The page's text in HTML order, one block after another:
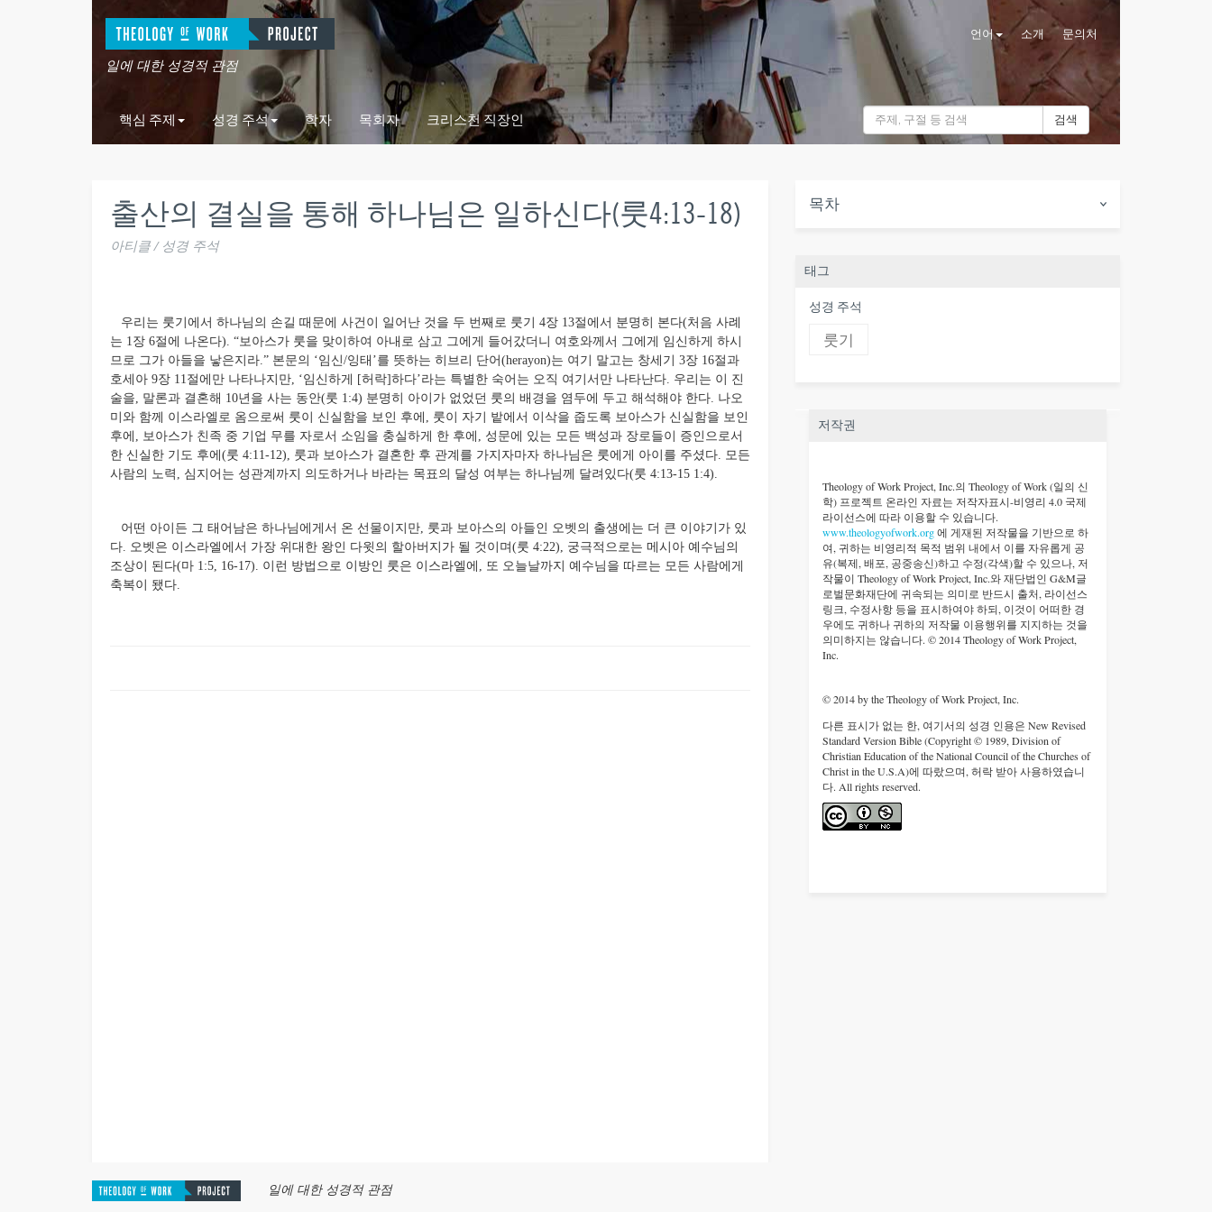
언어 소개 문의처
일에 대한 성경적 관점
검색
핵심 주제 성경 주석 학자 목회자 크리스천 직장인
목차
태그
성경 주석
룻기
저작권
Theology of Work Project, Inc.의 Theology of Work (일의 신
학) 프로젝트 온라인 자료는 저작자표시-비영리 4.0 국제
라이선스에 따라 이용할 수 있습니다.
www.theologyofwork.org에 게재된 저작물을 기반으로 하
여, 귀하는 비영리적 목적 범위 내에서 이를 자유롭게 공
유(복제, 배포, 공중송신)하고 수정(각색)할 수 있으나, 저
작물이 Theology of Work Project, Inc.와 재단법인 G&M글
로벌문화재단에 귀속되는 의미로 반드시 출처, 라이선스
링크, 수정사항 등을 표시하여야 하되, 이것이 어떠한 경
우에도 귀하나 귀하의 저작물 이용행위를 지지하는 것을
의미하지는 않습니다. © 2014 Theology of Work Project,
Inc.
© 2014 by the Theology of Work Project, Inc.
다른 표시가 없는 한, 여기서의 성경 인용은 New Revised
Standard Version Bible (Copyright © 1989, Division of
Christian Education of the National Council of the Churches of
Christ in the U.S.A)에 따랐으며, 허락 받아 사용하였습니
다. All rights reserved.
출산의 결실을 통해 하나님은 일하신다(룻4:13-18)
아티클 / 성경 주석
우리는 룻기에서 하나님의 손길 때문에 사건이 일어난 것을 두 번째로 룻기 4장 13절에서 분명히 본다(처음 사례
는 1장 6절에 나온다). “보아스가 룻을 맞이하여 아내로 삼고 그에게 들어갔더니 여호와께서 그에게 임신하게 하시
므로 그가 아들을 낳은지라.” 본문의 ‘임신/잉태’를 뜻하는 히브리 단어(herayon)는 여기 말고는 창세기 3장 16절과
호세아 9장 11절에만 나타나지만, ‘임신하게 [허락]하다’라는 특별한 숙어는 오직 여기서만 나타난다. 우리는 이 진
술을, 말론과 결혼해 10년을 사는 동안(룻 1:4) 분명히 아이가 없었던 룻의 배경을 염두에 두고 해석해야 한다. 나오
미와 함께 이스라엘로 옴으로써 룻이 신실함을 보인 후에, 룻이 자기 밭에서 이삭을 줍도록 보아스가 신실함을 보인
후에, 보아스가 친족 중 기업 무를 자로서 소임을 충실하게 한 후에, 성문에 있는 모든 백성과 장로들이 증인으로서
한 신실한 기도 후에(룻 4:11-12), 룻과 보아스가 결혼한 후 관계를 가지자마자 하나님은 룻에게 아이를 주셨다. 모든
사람의 노력, 심지어는 성관계까지 의도하거나 바라는 목표의 달성 여부는 하나님께 달려있다(룻 4:13-15 1:4).
어떤 아이든 그 태어남은 하나님에게서 온 선물이지만, 룻과 보아스의 아들인 오벳의 출생에는 더 큰 이야기가 있
다. 오벳은 이스라엘에서 가장 위대한 왕인 다윗의 할아버지가 될 것이며(룻 4:22), 궁극적으로는 메시아 예수님의
조상이 된다(마 1:5, 16-17). 이런 방법으로 이방인 룻은 이스라엘에, 또 오늘날까지 예수님을 따르는 모든 사람에게
축복이 됐다.
일에 대한 성경적 관점